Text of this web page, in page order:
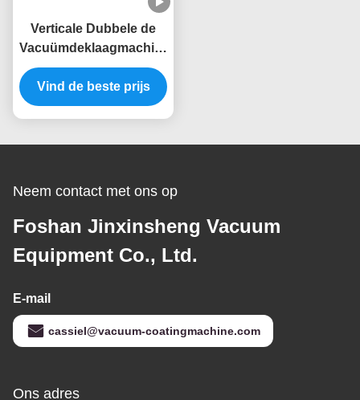
Verticale Dubbele de
Vacuümdeklaagmachine
van de Deuren
Thermische
Verdamping
Vind de beste prijs
Neem contact met ons op
Foshan Jinxinsheng Vacuum
Equipment Co., Ltd.
E-mail
cassiel@vacuum-coatingmachine.com
Ons adres